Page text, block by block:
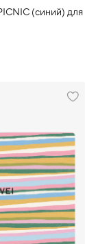
(синий) для